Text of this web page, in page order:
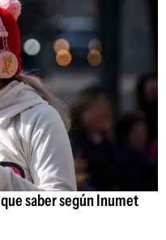
saber según Inumet